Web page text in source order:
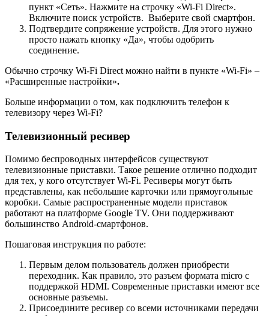
пункт «Сеть». Нажмите на строчку «Wi-Fi Direct».
Включите поиск устройств. Выберите свой смартфон.
Подтвердите сопряжение устройств. Для этого нужно
просто нажать кнопку «Да», чтобы одобрить
соединение.
Обычно строчку Wi-Fi Direct можно найти в пункте «Wi-Fi» –
«Расширенные настройки».
Больше информации о том, как подключить телефон к
телевизору через Wi-Fi?
Телевизионный ресивер
Помимо беспроводных интерфейсов существуют
телевизионные приставки. Такое решение отлично подходит
для тех, у кого отсутствует Wi-Fi. Ресиверы могут быть
представлены, как небольшие карточки или прямоугольные
коробки. Самые распространенные модели приставок
работают на платформе Google TV. Они поддерживают
большинство Android-смартфонов.
Пошаговая инструкция по работе:
Первым делом пользователь должен приобрести
переходник. Как правило, это разъем формата micro с
поддержкой HDMI. Современные приставки имеют все
основные разъемы.
Присоедините ресивер со всеми источниками передачи